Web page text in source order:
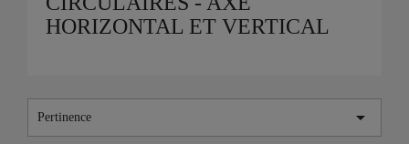
HORIZONTAL ET VERTICAL
Pertinence 